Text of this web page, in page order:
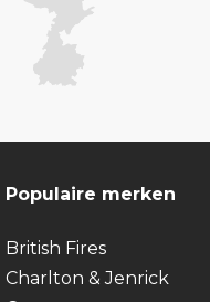
Populaire merken
British Fires
Charlton & Jenrick